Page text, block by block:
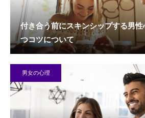
付き合う前にスキンシップする男
つコツについて
男女の心理